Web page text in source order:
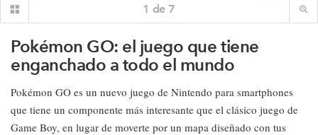
1 de 7
Pokémon GO: el juego que tiene
enganchado a todo el mundo
Pokémon GO es un nuevo juego de Nintendo para smartphones
que tiene un componente más interesante que el clásico juego de
Game Boy, en lugar de moverte por un mapa diseñado con tus